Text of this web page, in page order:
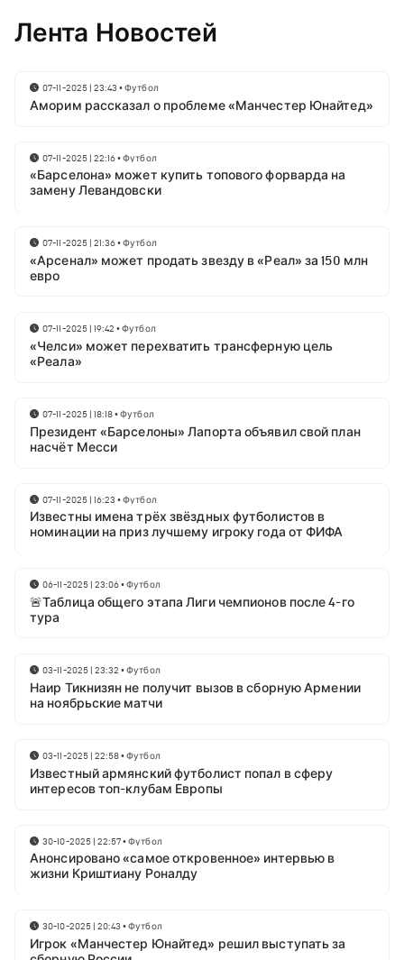
Лента Новостей
07-11-2025 | 23:43 •Футбол
Аморим рассказал о проблеме «Манчестер Юнайтед»
07-11-2025 | 22:16•Футбол
«Барселона» может купить топового форварда на
замену Левандовски
07-11-2025 | 21:36•Футбол
«Арсенал» может продать звезду в «Реал» за 150 млн
евро
07-11-2025 | 19:42 •Футбол
«Челси» может перехватить трансферную цель
«Реала»
07-11-2025 | 18:18•Футбол
Президент «Барселоны» Лапорта объявил свой план
насчёт Месси
07-11-2025 | 16:23 •Футбол
Известны имена трёх звёздных футболистов в
номинации на приз лучшему игроку года от ФИФА
06-11-2025 | 23:06•Футбол
🚨Таблица общего этапа Лиги чемпионов после 4-го
тура
03-11-2025 | 23:32 •Футбол
Наир Тикнизян не получит вызов в сборную Армении
на ноябрьские матчи
03-11-2025 | 22:58•Футбол
Известный армянский футболист попал в сферу
интересов топ-клубам Европы
30-10-2025 | 22:57•Футбол
Анонсировано «самое откровенное» интервью в
жизни Криштиану Роналду
30-10-2025 | 20:43 •Футбол
Игрок «Манчестер Юнайтед» решил выступать за